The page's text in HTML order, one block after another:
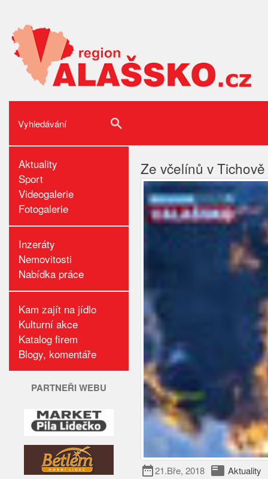
Aktuality
Sport
Videogalerie
Fotogalerie
Inzeráty
Nemovitosti
Nabídka práce
Kam zajít na jídlo
Kulturní akce
Katalog firem
Blogy, komentáře
PARTNEŘI WEBU
Ze včelínů v
date_range21.Bře, 2018 featured_play_list Aktuality